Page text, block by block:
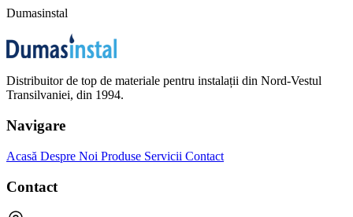
Dumasinstal
Distribuitor de top de materiale pentru instalații din Nord-Vestul
Transilvaniei, din 1994.
Navigare
Acasă Despre Noi Produse Servicii Contact
Contact